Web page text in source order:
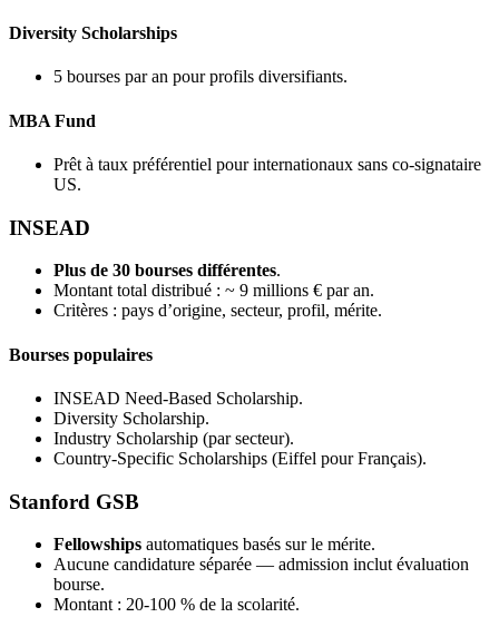
Diversity Scholarships
5 bourses par an pour profils diversifiants.
MBA Fund
Prêt à taux préférentiel pour internationaux sans co-signataire
US.
INSEAD
Plus de 30 bourses différentes.
Montant total distribué : ~ 9 millions € par an.
Critères : pays d’origine, secteur, profil, mérite.
Bourses populaires
INSEAD Need-Based Scholarship.
Diversity Scholarship.
Industry Scholarship (par secteur).
Country-Specific Scholarships (Eiffel pour Français).
Stanford GSB
Fellowships automatiques basés sur le mérite.
Aucune candidature séparée — admission inclut évaluation
bourse.
Montant : 20-100 % de la scolarité.